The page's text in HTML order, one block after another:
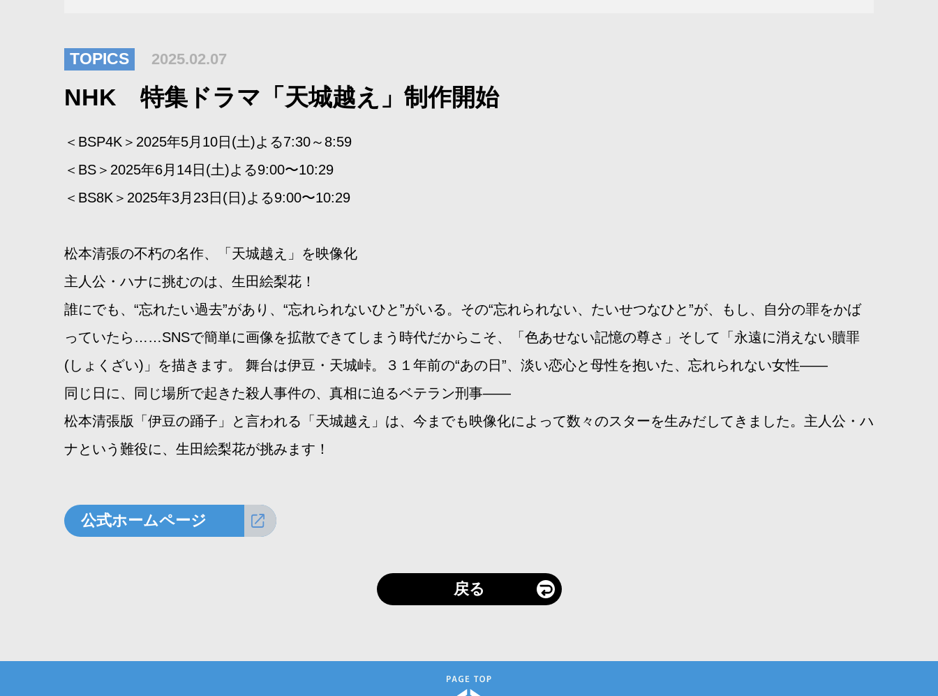
TOPICS 2025.02.07
NHK 特集ドラマ「天城越え」制作開始
＜BSP4K＞2025年5月10日(土)よる7:30～8:59
＜BS＞2025年6月14日(土)よる9:00〜10:29
＜BS8K＞2025年3月23日(日)よる9:00〜10:29
松本清張の不朽の名作、「天城越え」を映像化
主人公・ハナに挑むのは、生田絵梨花！
誰にでも、“忘れたい過去”があり、“忘れられないひと”がいる。その“忘れられない、たいせつなひと”が、もし、自分の罪をかば
っていたら……SNSで簡単に画像を拡散できてしまう時代だからこそ、「色あせない記憶の尊さ」そして「永遠に消えない贖罪
(しょくざい)」を描きます。 舞台は伊豆・天城峠。３１年前の“あの日”、淡い恋心と母性を抱いた、忘れられない女性――
同じ日に、同じ場所で起きた殺人事件の、真相に迫るベテラン刑事――
松本清張版「伊豆の踊子」と言われる「天城越え」は、今までも映像化によって数々のスターを生みだしてきました。主人公・ハ
ナという難役に、生田絵梨花が挑みます！
公式ホームページ
戻る